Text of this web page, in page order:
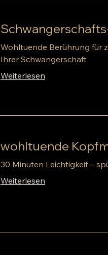
Wohltuende Berührung für
Ihrer Schwangerschaft
Weiterlesen
wohltuende
30 Minuten Leichtigkeit –
Weiterlesen